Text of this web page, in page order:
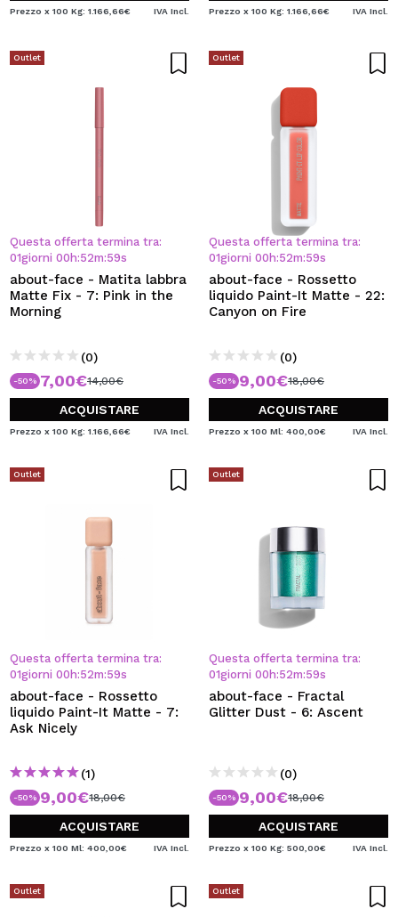
Prezzo x 100 Kg: 1.166,66€ IVA Incl. Prezzo x 100 Kg: 1.166,66€ IVA Incl.
Outlet
Questa offerta termina tra:
01giorni 00 h:52m:59s
about-face - Matita labbra
Matte Fix - 7: Pink in the
Morning
(0)
-50% 7,00€14,00€
ACQUISTARE
Prezzo x 100 Kg: 1.166,66€ IVA Incl.
Outlet
Questa offerta termina tra:
01giorni 00 h:52m:59s
about-face - Rossetto
liquido Paint-It Matte - 22:
Canyon on Fire
(0)
-50% 9,00€18,00€
ACQUISTARE
Prezzo x 100 Ml: 400,00€ IVA Incl.
Outlet
Questa offerta termina tra:
01giorni 00 h:52m:59s
about-face - Rossetto
liquido Paint-It Matte - 7:
Ask Nicely
(1)
-50% 9,00€18,00€
ACQUISTARE
Prezzo x 100 Ml: 400,00€ IVA Incl.
Outlet
Questa offerta termina tra:
01giorni 00 h:52m:59s
about-face - Fractal
Glitter Dust - 6: Ascent
(0)
-50% 9,00€18,00€
ACQUISTARE
Prezzo x 100 Kg: 500,00€ IVA Incl.
Outlet Outlet